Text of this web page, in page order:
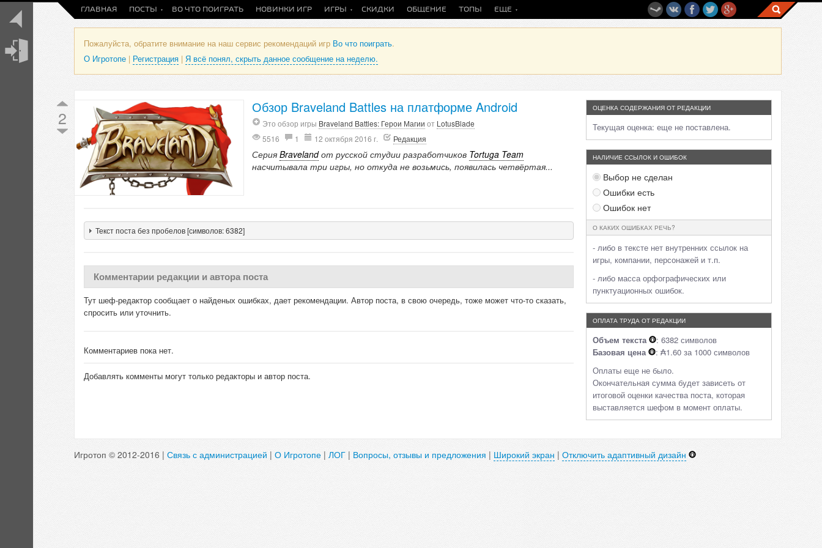
ГЛАВНАЯ ПОСТЫ ВО ЧТО ПОИГРАТЬ НОВИНКИ ИГР ИГРЫ СКИДКИ ОБЩЕНИЕ ТОПЫ ЕЩЕ
Пожалуйста, обратите внимание на наш сервис рекомендаций игр Во что поиграть.
О Игротопе | Регистрация | Я всё понял, скрыть данное сообщение на неделю.
2 Обзор Braveland Battles на платформе Android
Это обзор игры Braveland Battles: Герои Магии от LotusBlade
5516
1 12 октября 2016 г. Редакция
Серия Bravelandот русской студии разработчиков Tortuga Team
насчитывала три игры, но откуда не возьмись, появилась четвёртая...
Текст поста без пробелов [символов: 6382]
Комментарии редакции и автора поста
Тут шеф-редактор сообщает о найденых ошибках, дает рекомендации. Автор поста, в свою очередь, тоже может что-то сказать,
спросить или уточнить.
Комментариев пока нет.
Добавлять комменты могут только редакторы и автор поста.
ОЦЕНКА СОДЕРЖАНИЯ ОТ РЕДАКЦИИ
Текущая оценка: еще не поставлена.
НАЛИЧИЕ ССЫЛОК И ОШИБОК
Выбор не сделан
Ошибки есть
Ошибок нет
О КАКИХ ОШИБКАХ РЕЧЬ?
- либо в тексте нет внутренних ссылок на
игры, компании, персонажей и т.п.
- либо масса орфографических или
пунктуационных ошибок.
ОПЛАТА ТРУДА ОТ РЕДАКЦИИ
Объем текста
: 6382 символов
Базовая цена
: ₳1.60 за 1000 символов
Оплаты еще не было.
Окончательная сумма будет зависеть от
итоговой оценки качества поста, которая
выставляется шефом в момент оплаты.
Игротоп © 2012-2016 | Связь с администрацией | О Игротопе | ЛОГ | Вопросы, отзывы и предложения | Широкий экран | Отключить адаптивный дизайн